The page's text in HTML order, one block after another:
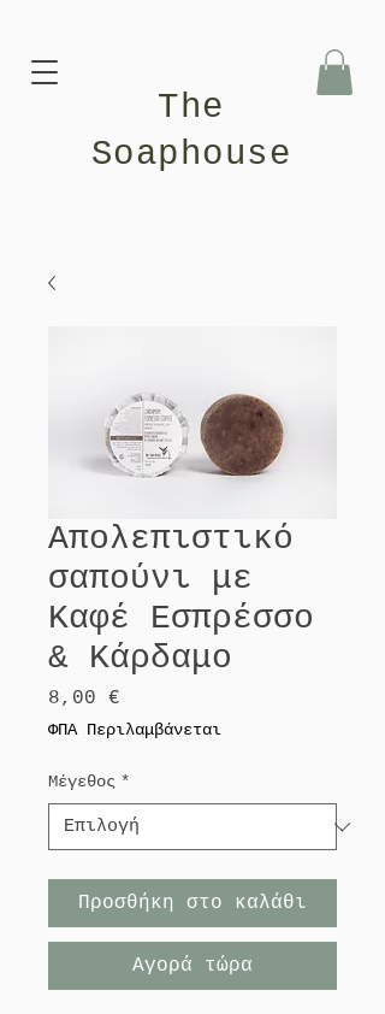
The
Soaphouse
Απολεπιστικό
σαπούνι με
Καφέ Εσπρέσσο
& Κάρδαμο
8,00 €
ΦΠΑ Περιλαμβάνεται
Μέγεθος *
Προσθήκη στο καλάθι
Αγορά τώρα